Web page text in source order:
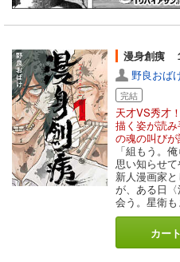
漫身創痍
野良おば
完結
天才VS秀才
描く姿が読
の魂の叫び
「組もう。
思い知らせ
新人漫画家
が、ある日
会う。星衛
カート